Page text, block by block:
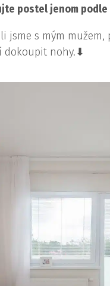
postel jenom podle
jsme s mým
dokoupit nohy.⬇︎